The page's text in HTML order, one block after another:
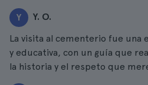
Y Y. O.
La visita al cementerio fue una
y educativa, con un guía que
la historia y el respeto que